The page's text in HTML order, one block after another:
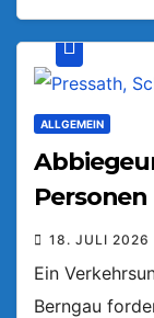
ALLGEMEIN
18. JULI 2026
Ein
Berngau